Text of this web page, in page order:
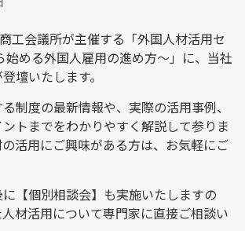
工会議所が主催する「外国人材活用セ
始める外国人雇用の進め方～」に、当社
壇いたします。
制度の最新情報や、実際の活用事例、
トまでをわかりやすく解説して参りま
活用にご興味がある方は、お気軽にご
【個別相談会】も実施いたしますの
材活用について専門家に直接ご相談い